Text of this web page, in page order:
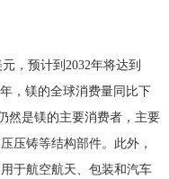
，预计到2032年将达到
，镁的全球消费量同比下
然是镁的主要消费者，主要
压铸等结构部件。此外，
于航空航天、包装和汽车